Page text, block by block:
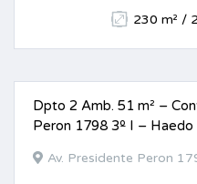
230 m² /
VENTA
Dpto 2 Amb. 51 m² –
Peron 1798 3º I – Haedo
Av. Presidente Peron